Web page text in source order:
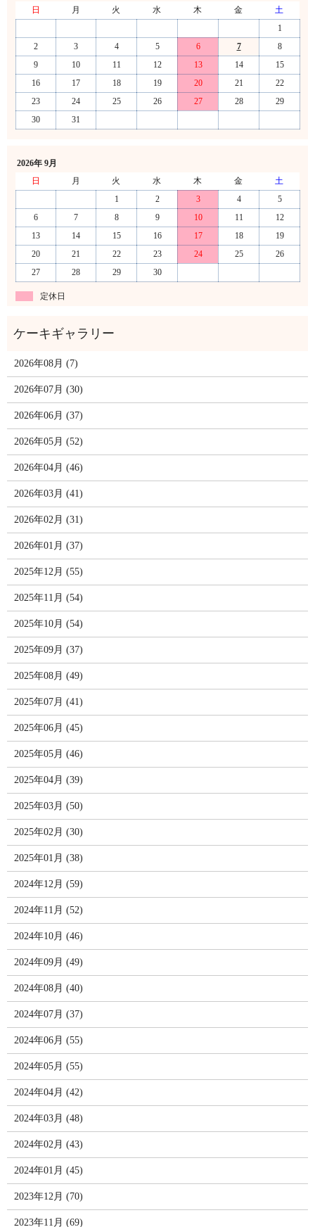
日
月 火 水 木 金
土
1
2
3 4 5 6 7
8
9
10 11 12 13 14
15
16
17 18 19 20 21
22
23
24 25 26 27 28
29
30
31
2026年 9月
日
月 火 水 木 金
土
1
2 3 4
5
6
7 8 9 10 11
12
13
14 15 16 17 18
19
20
21 22 23 24 25
26
27
28 29 30
定休日
2026年08月 (7)
2026年07月 (30)
2026年06月 (37)
2026年05月 (52)
2026年04月 (46)
2026年03月 (41)
2026年02月 (31)
2026年01月 (37)
2025年12月 (55)
2025年11月 (54)
2025年10月 (54)
2025年09月 (37)
2025年08月 (49)
2025年07月 (41)
2025年06月 (45)
2025年05月 (46)
2025年04月 (39)
2025年03月 (50)
2025年02月 (30)
2025年01月 (38)
2024年12月 (59)
2024年11月 (52)
2024年10月 (46)
2024年09月 (49)
2024年08月 (40)
2024年07月 (37)
2024年06月 (55)
2024年05月 (55)
2024年04月 (42)
2024年03月 (48)
2024年02月 (43)
2024年01月 (45)
2023年12月 (70)
2023年11月 (69)